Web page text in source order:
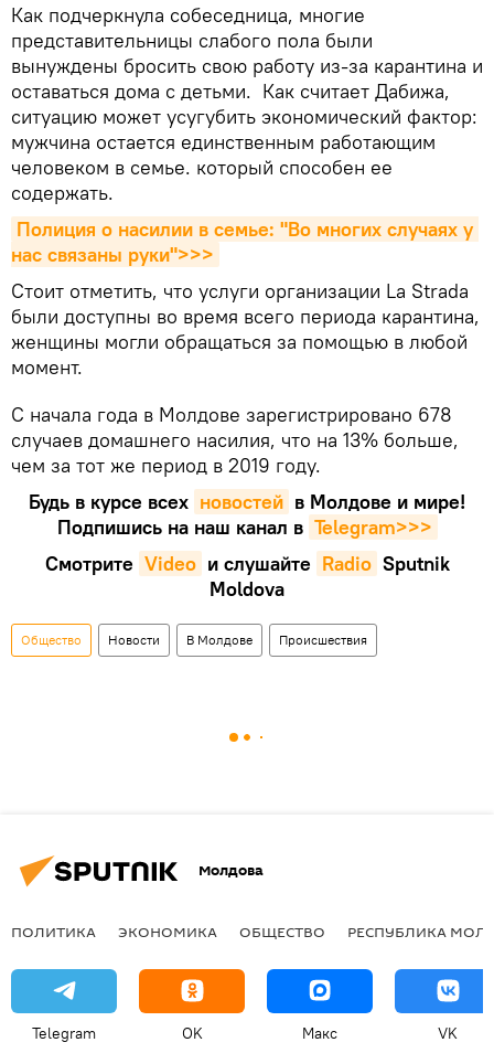
Как подчеркнула собеседница, многие
представительницы слабого пола были
вынуждены бросить свою работу из-за карантина и
оставаться дома с детьми. Как считает Дабижа,
ситуацию может усугубить экономический фактор:
мужчина остается единственным работающим
человеком в семье. который способен ее
содержать.
Полиция о насилии в семье: "Во многих случаях у
нас связаны руки">>>
Стоит отметить, что услуги организации La Strada
были доступны во время всего периода карантина,
женщины могли обращаться за помощью в любой
момент.
С начала года в Молдове зарегистрировано 678
случаев домашнего насилия, что на 13% больше,
чем за тот же период в 2019 году.
Будь в курсе всех новостей в Молдове и мире!
Подпишись на наш канал в Telegram>>>
Смотрите Video и слушайте Radio Sputnik
Moldova
Общество Новости В Молдове Происшествия
Молдова
ПОЛИТИКА ЭКОНОМИКА ОБЩЕСТВО РЕСПУБЛИКА
Telegram OK Макс VK